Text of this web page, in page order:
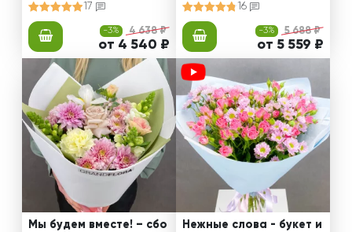
17
-3% 4 638 ₽
от 4 540 ₽
16
-3% 5 688 ₽
от 5 559 ₽
Мы будем вместе! – сбо
Нежные слова - букет и